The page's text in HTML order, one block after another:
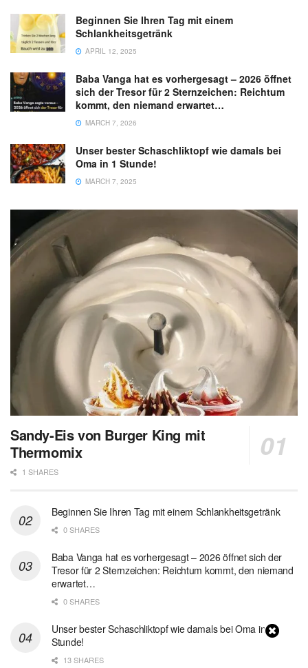
Beginnen Sie Ihren Tag mit einem
Schlankheitsgetränk
APRIL 12, 2025
Baba Vanga hat es vorhergesagt – 2026 öffnet
sich der Tresor für 2 Sternzeichen: Reichtum
kommt, den niemand erwartet…
MARCH 7, 2026
Unser bester Schaschliktopf wie damals bei
Oma in 1 Stunde!
MARCH 7, 2025
Sandy-Eis von Burger King mit
Thermomix
1 SHARES
Beginnen Sie Ihren Tag mit einem Schlankheitsgetränk
0 SHARES
Baba Vanga hat es vorhergesagt – 2026 öffnet sich der
Tresor für 2 Sternzeichen: Reichtum kommt, den niemand
erwartet…
0 SHARES
Unser bester Schaschliktopf wie damals bei Oma in 1
Stunde!
13 SHARES